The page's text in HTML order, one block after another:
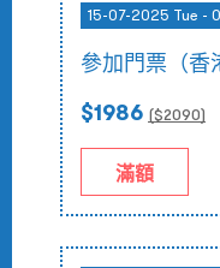
15-07-2025 Tue -
參加門票（香
$1986 ($2090)
滿額